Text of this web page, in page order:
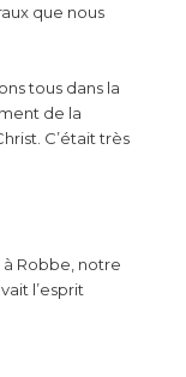
que nous
tous dans la
de la
C’était très
à Robbe, notre
l’esprit